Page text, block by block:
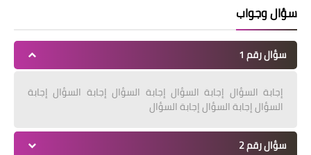
سؤال وجواب
سؤال رقم 1
إجابة السؤال إجابة السؤال إجابة السؤال إجابة السؤال إجابة
السؤال إجابة السؤال إجابة السؤال
سؤال رقم 2